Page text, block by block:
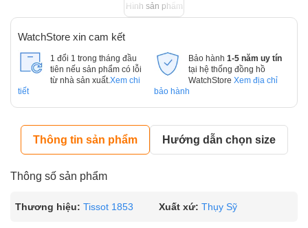
Hình sản phẩm
WatchStore xin cam kết
1 đổi 1 trong tháng đầu
tiên nếu sản phẩm có lỗi
từ nhà sản xuất. Xem chi
tiết
Bảo hành 1-5 năm uy tín
tại hệ thống đồng hồ
WatchStore Xem địa chỉ
bảo hành
Thông tin sản phẩm Hướng dẫn chọn size
Thông số sản phẩm
Thương hiệu: Tissot 1853 Xuất xứ: Thụy Sỹ